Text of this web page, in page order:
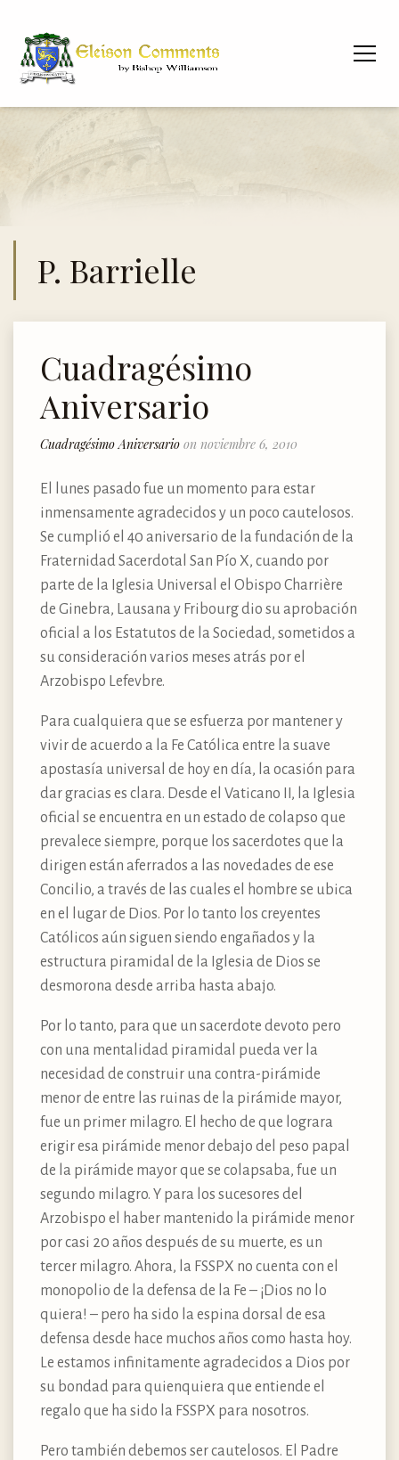
P. Barrielle
Cuadragésimo
Aniversario
Cuadragésimo Aniversario on noviembre 6, 2010
El lunes pasado fue un momento para estar
inmensamente agradecidos y un poco cautelosos.
Se cumplió el 40 aniversario de la fundación de la
Fraternidad Sacerdotal San Pío X, cuando por
parte de la Iglesia Universal el Obispo Charrière
de Ginebra, Lausana y Fribourg dio su aprobación
oficial a los Estatutos de la Sociedad, sometidos a
su consideración varios meses atrás por el
Arzobispo Lefevbre.
Para cualquiera que se esfuerza por mantener y
vivir de acuerdo a la Fe Católica entre la suave
apostasía universal de hoy en día, la ocasión para
dar gracias es clara. Desde el Vaticano II, la Iglesia
oficial se encuentra en un estado de colapso que
prevalece siempre, porque los sacerdotes que la
dirigen están aferrados a las novedades de ese
Concilio, a través de las cuales el hombre se ubica
en el lugar de Dios. Por lo tanto los creyentes
Católicos aún siguen siendo engañados y la
estructura piramidal de la Iglesia de Dios se
desmorona desde arriba hasta abajo.
Por lo tanto, para que un sacerdote devoto pero
con una mentalidad piramidal pueda ver la
necesidad de construir una contra-pirámide
menor de entre las ruinas de la pirámide mayor,
fue un primer milagro. El hecho de que lograra
erigir esa pirámide menor debajo del peso papal
de la pirámide mayor que se colapsaba, fue un
segundo milagro. Y para los sucesores del
Arzobispo el haber mantenido la pirámide menor
por casi 20 años después de su muerte, es un
tercer milagro. Ahora, la FSSPX no cuenta con el
monopolio de la defensa de la Fe – ¡Dios no lo
quiera! – pero ha sido la espina dorsal de esa
defensa desde hace muchos años como hasta hoy.
Le estamos infinitamente agradecidos a Dios por
su bondad para quienquiera que entiende el
regalo que ha sido la FSSPX para nosotros.
Pero también debemos ser cautelosos. El Padre